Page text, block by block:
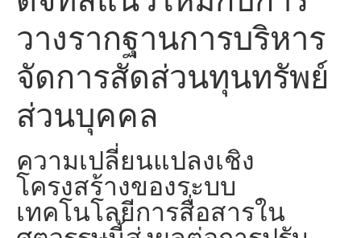
วางรากฐานการบริหาร
จัดการสัดส่วนทุนทรัพย์
ส่วนบุคคล
ความเปลี่ยนแปลงเชิง
โครงสร้างของระบบ
เทคโนโลยีการสื่อสารใน